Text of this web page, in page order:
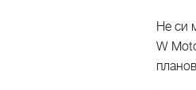
Не си
W